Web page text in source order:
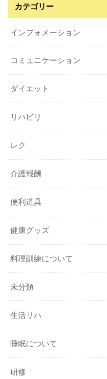
カテゴリー
インフォメーション
コミュニケーション
ダイエット
リハビリ
レク
介護報酬
便利道具
健康グッズ
料理訓練について
未分類
生活リハ
睡眠について
研修